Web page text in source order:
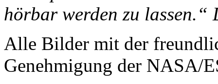
hörbar werden zu lassen.“
Alle Bilder mit der
Genehmigung der NASA/